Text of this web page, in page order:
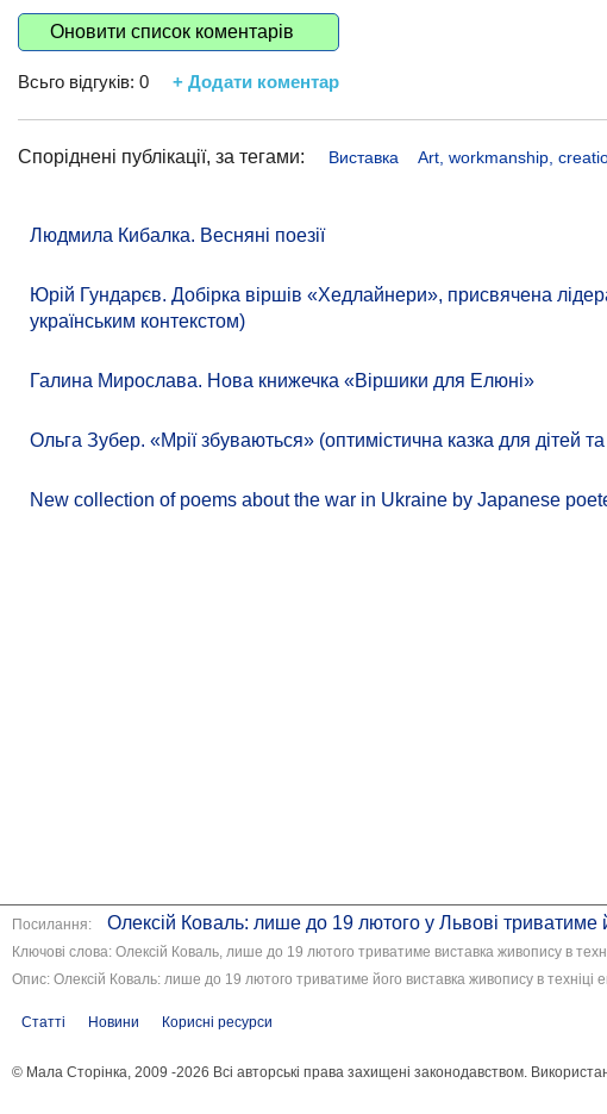
Оновити список коментарів
Всьго відгуків: 0 + Додати коментар
Споріднені публікації, за тегами: Виставка Art, workmanship,
Людмила Кибалка. Весняні поезії
Юрій Гундарєв. Добірка віршів «Хедлайнери», присвячена
українським контекстом)
Галина Мирослава. Нова книжечка «Віршики для Елюні»
Ольга Зубер. «Мрії збуваються» (оптимістична казка для дітей
New collection of poems about the war in Ukraine by Japanese
Посилання: Олексій Коваль: лише до 19 лютого у Львові триватиме
Ключові слова: Олексій Коваль, лише до 19 лютого триватиме виставка живопису в
Опис: Олексій Коваль: лише до 19 лютого триватиме його виставка живопису в техніці
Статті Новини Корисні ресурси
© Мала Сторінка, 2009 -2026 Всі авторські права захищені законодавством.